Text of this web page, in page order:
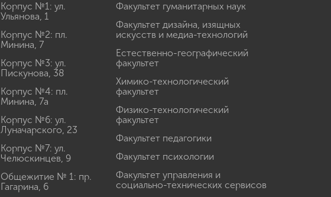
Корпус №1: ул.
Ульянова, 1
Корпус №2: пл.
Минина, 7
Корпус №3: ул.
Пискунова, 38
Корпус №4: пл.
Минина, 7а
Корпус №6: ул.
Луначарского, 23
Корпус №7: ул.
Челюскинцев, 9
Общежитие № 1: пр.
Гагарина, 6
Факультет гуманитарных наук
Факультет дизайна, изящных
искусств и медиа-технологий
Естественно-географический
факультет
Химико-технологический
факультет
Физико-технологический
факультет
Факультет педагогики
Факультет психологии
Факультет управления и
социально-технических сервисов